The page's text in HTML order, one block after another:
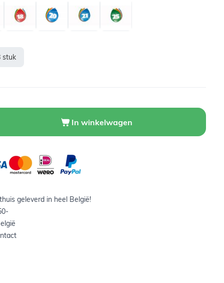
stuk
In winkelwagen
geleverd in heel België!